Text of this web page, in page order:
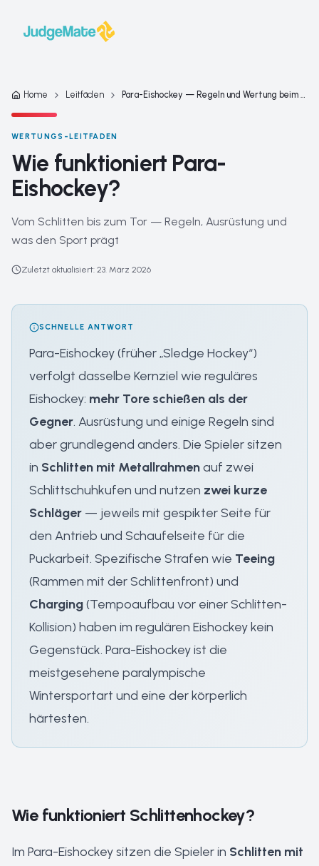
Home Leitfäden Para-Eishockey — Regeln und Wertung beim Schlittenhockey
WERTUNGS-LEITFADEN
Wie funktioniert Para-
Eishockey?
Vom Schlitten bis zum Tor — Regeln, Ausrüstung und
was den Sport prägt
Zuletzt aktualisiert: 23. März 2026
SCHNELLE ANTWORT
Para-Eishockey (früher „Sledge Hockey“)
verfolgt dasselbe Kernziel wie reguläres
Eishockey: mehr Tore schießen als der
Gegner. Ausrüstung und einige Regeln sind
aber grundlegend anders. Die Spieler sitzen
in Schlitten mit Metallrahmenauf zwei
Schlittschuhkufen und nutzen zwei kurze
Schläger — jeweils mit gespikter Seite für
den Antrieb und Schaufelseite für die
Puckarbeit. Spezifische Strafen wie Teeing
(Rammen mit der Schlittenfront) und
Charging(Tempoaufbau vor einer Schlitten-
Kollision) haben im regulären Eishockey kein
Gegenstück. Para-Eishockey ist die
meistgesehene paralympische
Wintersportart und eine der körperlich
härtesten.
Wie funktioniert Schlittenhockey?
Im Para-Eishockey sitzen die Spieler in Schlitten mit